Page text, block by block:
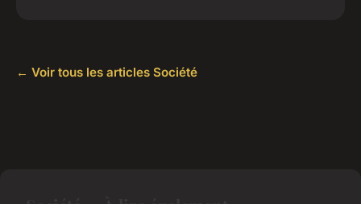
← Voir tous les articles Société